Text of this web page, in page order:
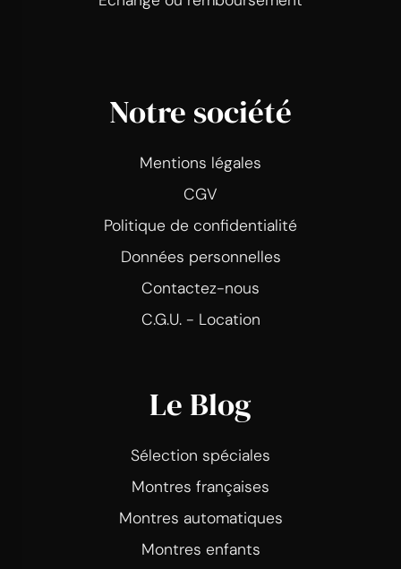
Notre société
Mentions légales
CGV
Politique de confidentialité
Données personnelles
Contactez-nous
C.G.U. - Location
Le Blog
Sélection spéciales
Montres françaises
Montres automatiques
Montres enfants